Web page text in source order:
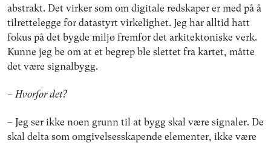
abstrakt. Det virker som om digitale redskaper er med på å
tilrettelegge for datastyrt virkelighet. Jeg har alltid hatt
fokus på det bygde miljø fremfor det arkitektoniske verk.
Kunne jeg be om at et begrep ble slettet fra kartet, måtte
det være signalbygg.
– Hvorfor det?
– Jeg ser ikke noen grunn til at bygg skal være signaler. De
skal delta som omgivelsesskapende elementer, ikke være